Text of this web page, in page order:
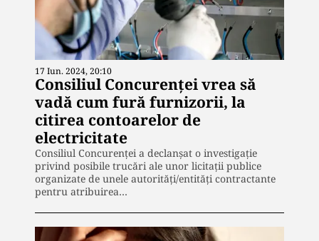
17 Iun. 2024, 20:10
Consiliul Concurenței vrea să
vadă cum fură furnizorii, la
citirea contoarelor de
electricitate
Consiliul Concurenţei a declanşat o investigație
privind posibile trucări ale unor licitații publice
organizate de unele autorități/entități contractante
pentru atribuirea…